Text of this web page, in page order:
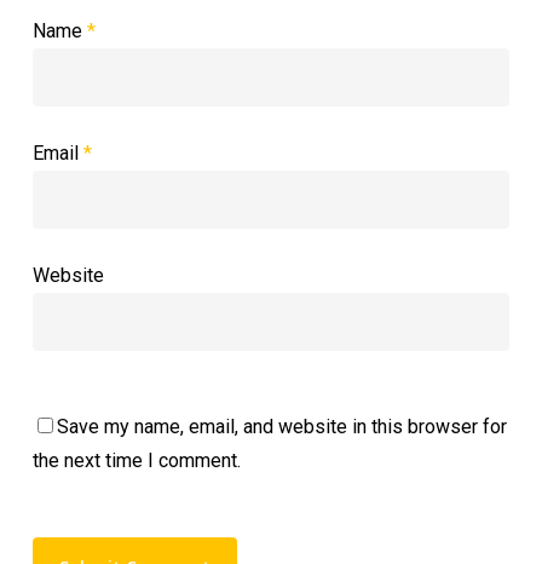
Name *
Email *
Website
Save my name, email, and website in this browser for
the next time I comment.